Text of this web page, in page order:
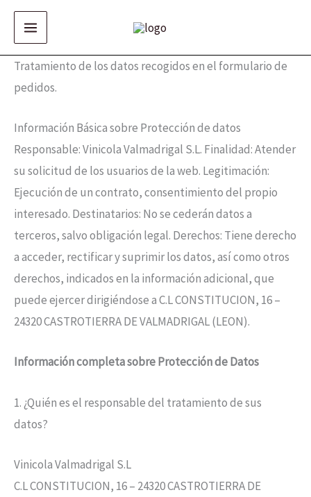
contenido
Tratamiento de los datos recogidos en el formulario de
pedidos.
Información Básica sobre Protección de datos
Responsable: Vinicola Valmadrigal S.L. Finalidad: Atender
su solicitud de los usuarios de la web. Legitimación:
Ejecución de un contrato, consentimiento del propio
interesado. Destinatarios: No se cederán datos a
terceros, salvo obligación legal. Derechos: Tiene derecho
a acceder, rectificar y suprimir los datos, así como otros
derechos, indicados en la información adicional, que
puede ejercer dirigiéndose a C.L CONSTITUCION, 16 –
24320 CASTROTIERRA DE VALMADRIGAL (LEON).
Información completa sobre Protección de Datos
1. ¿Quién es el responsable del tratamiento de sus
datos?
Vinicola Valmadrigal S.L
C.L CONSTITUCION, 16 – 24320 CASTROTIERRA DE